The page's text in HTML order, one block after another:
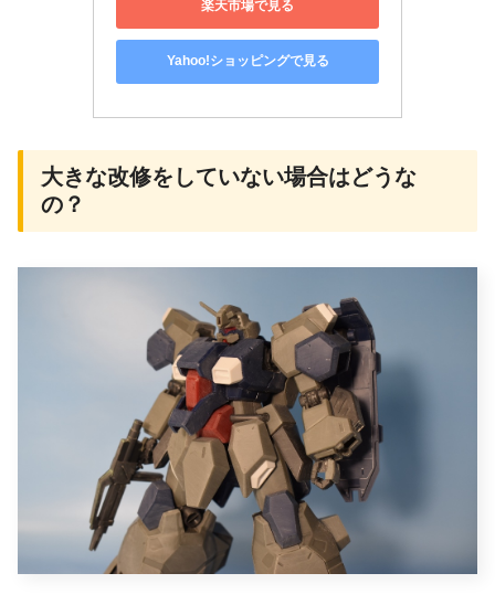
楽天市場で見る
Yahoo!ショッピングで見る
大きな改修をしていない場合はどうな
の？